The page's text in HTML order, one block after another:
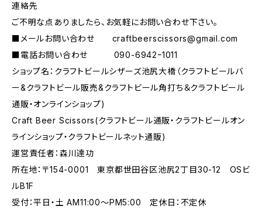
連絡先
ご不明な点ありましたら、お気軽にお問い合わせ下さい。
■メールお問い合わせ craftbeerscissors@gmail.com
■電話お問い合わせ 090-6942ｰ1011
ショップ名：クラフトビールシザーズ池尻大橋（クラフトビールバ
ー&クラフトビール販売&クラフトビール角打ち＆クラフトビール
通販・オンラインショップ)
Craft Beer Scissors(クラフトビール通販・クラフトビールオン
ラインショップ・クラフトビールネット通販)
運営責任者：森川達功
所在地：〒154-0001 東京都世田谷区池尻2丁目30-12 OSビ
ルB1F
受付：平日・土 AM11:00～PM5:00 定休日：不定休